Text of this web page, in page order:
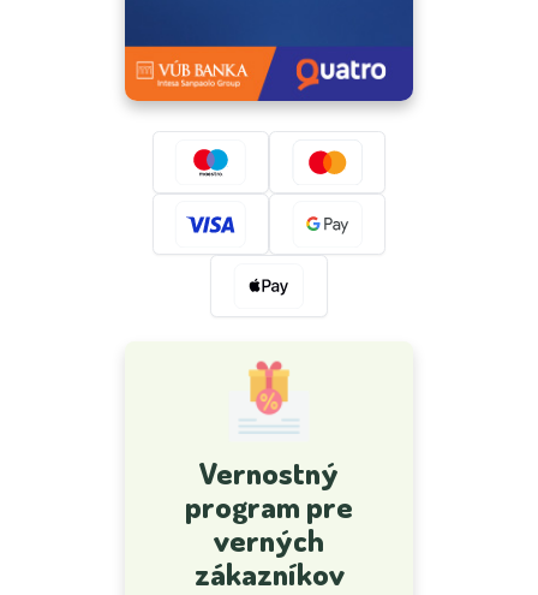
Vernostný
program pre
verných
zákazníkov